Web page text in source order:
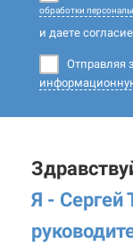
обработки
и даете
Отправляя
Я - Сергей